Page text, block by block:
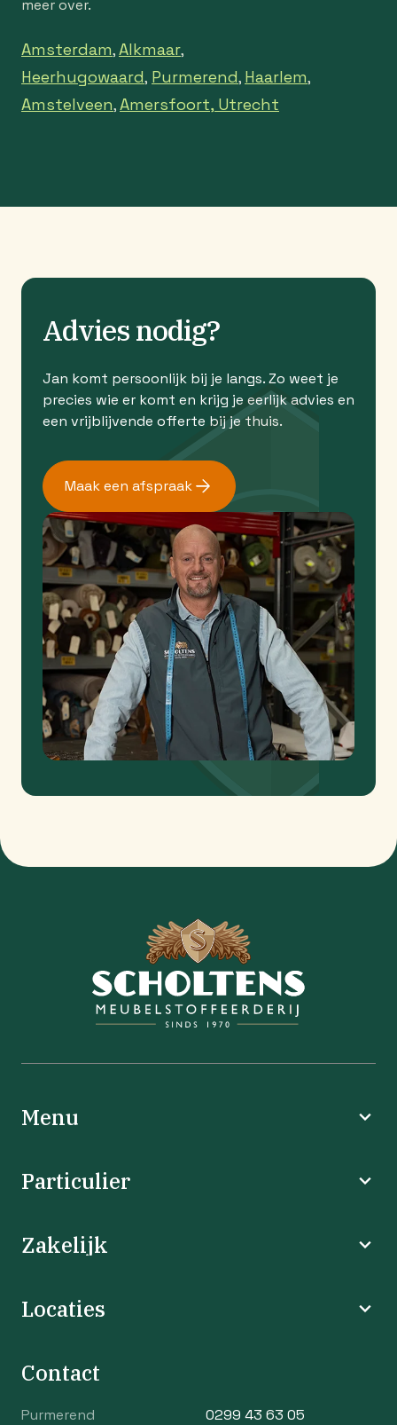
meer over.
Amsterdam,Alkmaar,
Heerhugowaard, Purmerend, Haarlem,
Amstelveen,Amersfoort, Utrecht
Advies nodig?
Jan komt persoonlijk bij je langs. Zo weet je
precies wie er komt en krijg je eerlijk advies en
een vrijblijvende offerte bij je thuis.
Maak een afspraak
Menu
Particulier
Zakelijk
Locaties
Contact
Purmerend
0299 43 63 05